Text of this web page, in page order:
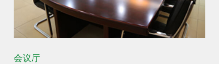
会议厅